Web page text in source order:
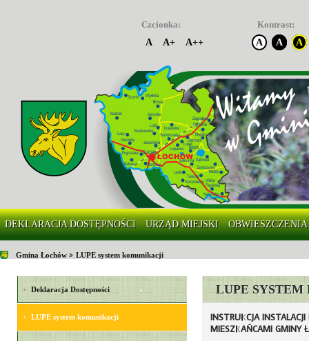
Czcionka:
A
A+ A++
Kontrast:
A
A A
DEKLARACJA DOSTĘPNOŚCI URZĄD MIEJSKI OBWIESZCZENIA
Gmina Łochów LUPE system komunikacji
Deklaracja Dostępności
LUPE system komunikacji
LUPE
INSTRUKCJA
MIESZKAŃCAMI GMINY